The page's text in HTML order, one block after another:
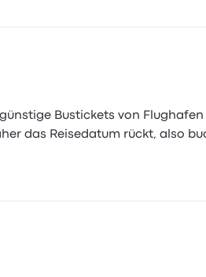
Bustickets von
das Reisedatum rückt, also